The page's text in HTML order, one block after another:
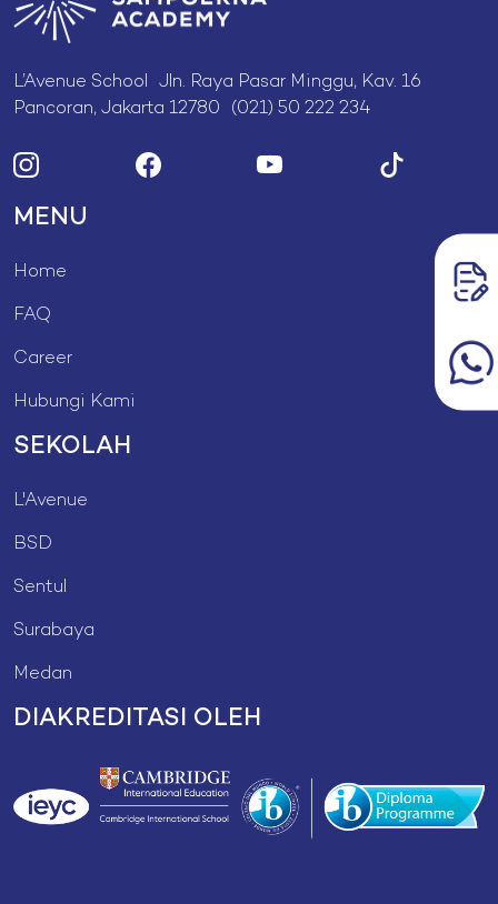
L’Avenue School Jln. Raya Pasar Minggu, Kav. 16
Pancoran, Jakarta 12780 (021) 50 222 234
MENU
Home
FAQ
Career
Hubungi Kami
SEKOLAH
L'Avenue
BSD
Sentul
Surabaya
Medan
DIAKREDITASI OLEH